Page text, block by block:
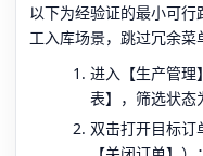
以下为经验证的最小可
工入库场景，跳过冗余菜
进入【生产管
表】，筛选状态
双击打开目标订